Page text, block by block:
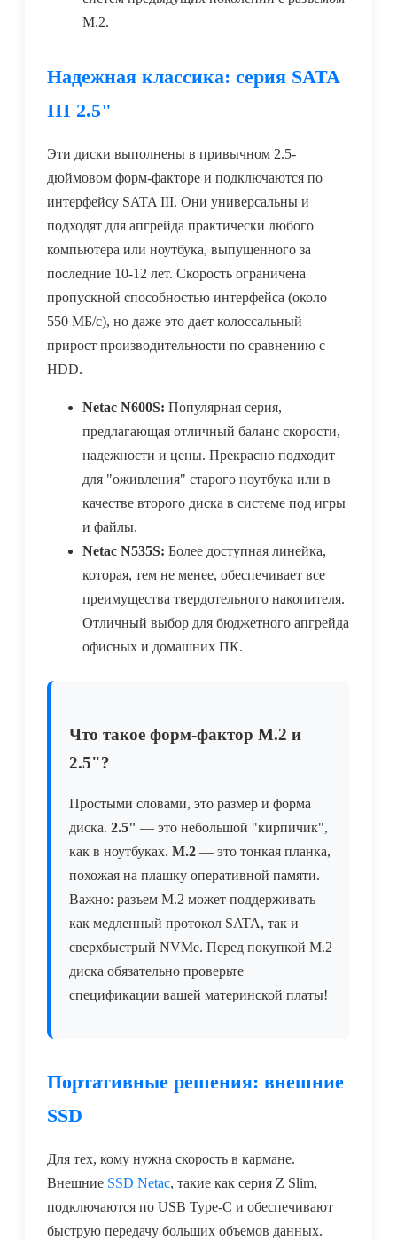
M.2.
Надежная классика: серия SATA
III 2.5"
Эти диски выполнены в привычном 2.5-
дюймовом форм-факторе и подключаются по
интерфейсу SATA III. Они универсальны и
подходят для апгрейда практически любого
компьютера или ноутбука, выпущенного за
последние 10-12 лет. Скорость ограничена
пропускной способностью интерфейса (около
550 МБ/с), но даже это дает колоссальный
прирост производительности по сравнению с
HDD.
Netac N600S: Популярная серия,
предлагающая отличный баланс скорости,
надежности и цены. Прекрасно подходит
для "оживления" старого ноутбука или в
качестве второго диска в системе под игры
и файлы.
Netac N535S: Более доступная линейка,
которая, тем не менее, обеспечивает все
преимущества твердотельного накопителя.
Отличный выбор для бюджетного апгрейда
офисных и домашних ПК.
Что такое форм-фактор M.2 и
2.5"?
Простыми словами, это размер и форма
диска. 2.5" — это небольшой "кирпичик",
как в ноутбуках. M.2 — это тонкая планка,
похожая на плашку оперативной памяти.
Важно: разъем M.2 может поддерживать
как медленный протокол SATA, так и
сверхбыстрый NVMe. Перед покупкой M.2
диска обязательно проверьте
спецификации вашей материнской платы!
Портативные решения: внешние
SSD
Для тех, кому нужна скорость в кармане.
Внешние SSD Netac, такие как серия Z Slim,
подключаются по USB Type-C и обеспечивают
быструю передачу больших объемов данных.